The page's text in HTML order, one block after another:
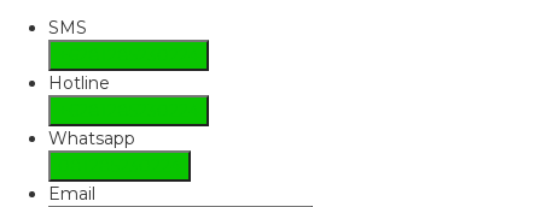
SMS
Hotline
Whatsapp
Email